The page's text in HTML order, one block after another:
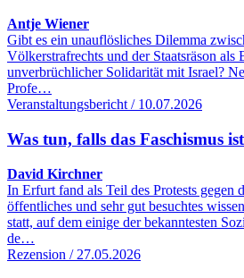
Antje Wiener
Gibt es ein unauflösliches Dilemma
Völkerstrafrechts und der Staatsräson als
unverbrüchlicher Solidarität mit Israel?
Profe…
Veranstaltungsbericht / 10.07.2026
Was tun, falls das Faschismus
David Kirchner
In Erfurt fand als Teil des Protests gegen
öffentliches und sehr gut besuchtes
statt, auf dem einige der bekanntesten
de…
Rezension / 27.05.2026